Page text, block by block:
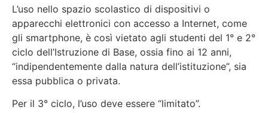
L’uso nello spazio scolastico di dispositivi o
apparecchi elettronici con accesso a Internet, come
gli smartphone, è così vietato agli studenti del 1° e 2°
ciclo dell’Istruzione di Base, ossia fino ai 12 anni,
“indipendentemente dalla natura dell’istituzione”, sia
essa pubblica o privata.
Per il 3° ciclo, l’uso deve essere “limitato”.